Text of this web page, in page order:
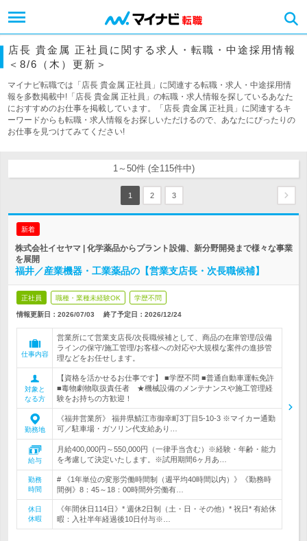
店長 貴金属 正社員に関する求人・転職・中途採用情報
＜8/6（木）更新＞
マイナビ転職では「店長 貴金属 正社員」に関連する転職・求人・中途採用情
報を多数掲載中!「店長 貴金属 正社員」の転職・求人情報を探しているあなた
におすすめのお仕事を掲載しています。「店長 貴金属 正社員」に関連するキ
ーワードからも転職・求人情報をお探しいただけるので、あなたにぴったりの
お仕事を見つけてみてください!
1～50件 (全115件中)
1 2 3
新着
株式会社イセヤマ | 化学薬品からプラント設備、新分野開発まで様々な事業
を展開
福井／産業機器・工業薬品の【営業支店長・次長職候補】
正社員 職種・業種未経験OK 学歴不問
情報更新日：2026/07/03 終了予定日： 2026/12/24
仕事内容
営業所にて営業支店長/次長職候補として、商品の在庫管理/設備
ラインの保守/施工管理/お客様への対応や大規模な案件の進捗管
理などをお任せします。
対象と
なる方
【資格を活かせるお仕事です】 ■学歴不問 ■普通自動車運転免許
■毒物劇物取扱責任者 ★機械設備のメンテナンスや施工管理経
験をお持ちの方歓迎！
勤務地
《福井営業所》 福井県鯖江市御幸町3丁目5-10-3 ※マイカー通勤
可／駐車場・ガソリン代支給あり…
給与
月給400,000円～550,000円（一律手当含む）※経験・年齢・能力
を考慮して決定いたします。※試用期間6ヶ月あ…
勤務
時間
# 《1年単位の変形労働時間制（週平均40時間以内）》《勤務時
間例》8：45～18：00時間外労働有…
休日
休暇
《年間休日114日》* 週休2日制（土・日・その他）* 祝日* 有給休
暇：入社半年経過後10日付与※…